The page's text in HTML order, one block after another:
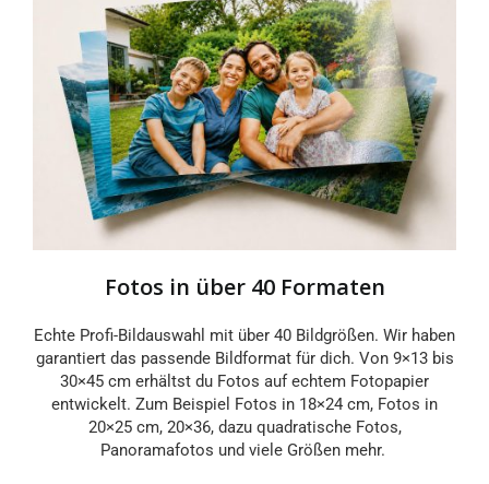
Fotos in über 40 Formaten
Echte Profi-Bildauswahl mit über 40 Bildgrößen. Wir haben
garantiert das passende Bildformat für dich. Von 9×13 bis
30×45 cm erhältst du Fotos auf echtem Fotopapier
entwickelt. Zum Beispiel Fotos in 18×24 cm, Fotos in
20×25 cm, 20×36, dazu quadratische Fotos,
Panoramafotos und viele Größen mehr.